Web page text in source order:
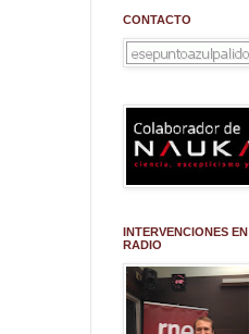
CONTACTO
INTERVENCIONES EN
RADIO